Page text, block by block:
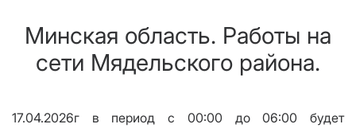
Минская область. Работы на
сети Мядельского района.
17.04.2026г в период с 00:00 до 06:00 будет